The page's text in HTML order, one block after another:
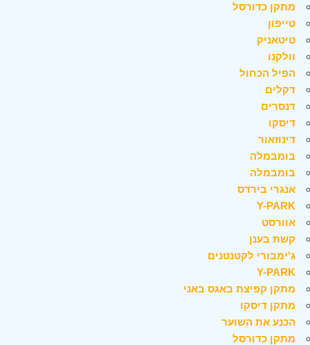
מתקן כדורסל
טייפון
טיטאניק
וולקנו
הפיל הכחול
דקלים
דנסרים
דיסקו
דינוזאור
בומבמלה
בומבמלה
אנגרי בירדס
Y-PARK
אוורסט
קשת בענן
ג'ימבורי לקטנטנים
Y-PARK
מתקן קפיצת באגס באני
מתקן דיסקו
הכנע את השוער
מתקן כדורסל